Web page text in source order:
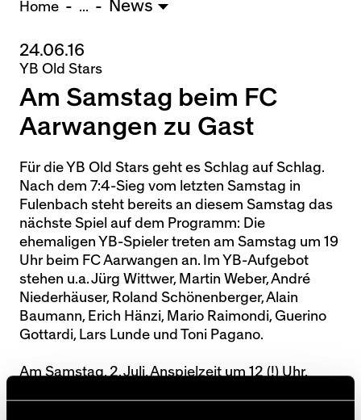
U15 - TOBE *
10:0
Nachwuchs Frauen
Ostermundigen - FU20 *
Biel - FU18 *
0:4
Thörishaus - FU15
12:1
* = Testspiel / (C) = Cupspiel
Home ... News
24.06.16
YB Old Stars
Am Samstag beim FC
Aarwangen zu Gast
Für die YB Old Stars geht es Schlag auf Schlag.
Nach dem 7:4-Sieg vom letzten Samstag in
Fulenbach steht bereits an diesem Samstag das
nächste Spiel auf dem Programm: Die
ehemaligen YB-Spieler treten am Samstag um 19
Uhr beim FC Aarwangen an. Im YB-Aufgebot
stehen u.a. Jürg Wittwer, Martin Weber, André
Niederhäuser, Roland Schönenberger, Alain
Baumann, Erich Hänzi, Mario Raimondi, Guerino
Gottardi, Lars Lunde und Toni Pagano.
Am Samstag, 2. Juli, Anspielzeit um 12 (!) Uhr,